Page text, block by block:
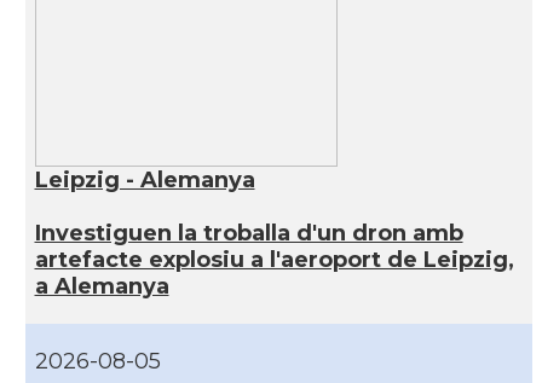
Leipzig - Alemanya
Investiguen la troballa d'un dron amb
artefacte explosiu a l'aeroport de Leipzig,
a Alemanya
2026-08-05